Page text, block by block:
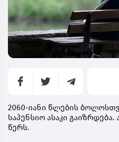
2060-იანი წლების
საპენსიო ასაკი გაიზრდება.
წერს.